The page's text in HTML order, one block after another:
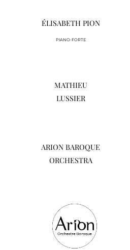
ÉLISABETH PION
PIANO-FORTE
MATHIEU
LUSSIER
ARION BAROQUE
ORCHESTRA